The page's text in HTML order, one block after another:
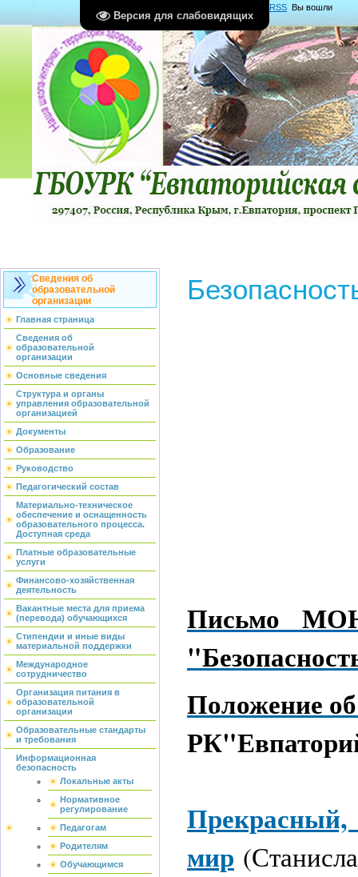
Версия для слабовидящих
RSS Вы вошли
какГость Группа "Гости"
Сведения об
образовательной
организации
Главная страница
Сведения об
образовательной
организации
Основные сведения
Структура и органы
управления образовательной
организацией
Документы
Образование
Руководство
Педагогический состав
Материально-техническое
обеспечение и оснащенность
образовательного процесса.
Доступная среда
Платные образовательные
услуги
Финансово-хозяйственная
деятельность
Вакантные места для приема
(перевода) обучающихся
Стипендии и иные виды
материальной поддержки
Международное
сотрудничество
Организация питания в
образовательной
организации
Образовательные стандарты
и требования
Информационная
безопасность
Локальные акты
Нормативное
регулирование
Педагогам
Родителям
Обучающимся
Письмо
Положение
мир